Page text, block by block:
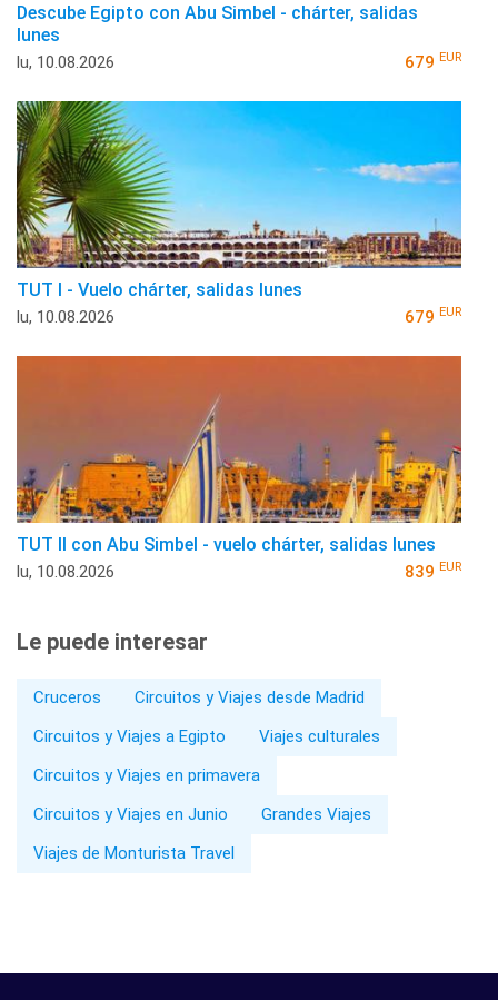
Descube Egipto con Abu Simbel - chárter, salidas
lunes
lu, 10.08.2026 679 EUR
TUT I - Vuelo chárter, salidas lunes
lu, 10.08.2026 679 EUR
TUT II con Abu Simbel - vuelo chárter, salidas lunes
lu, 10.08.2026 839 EUR
Le puede interesar
Cruceros
Circuitos y Viajes desde Madrid
Circuitos y Viajes a Egipto
Viajes culturales
Circuitos y Viajes en primavera
Circuitos y Viajes en Junio
Grandes Viajes
Viajes de Monturista Travel